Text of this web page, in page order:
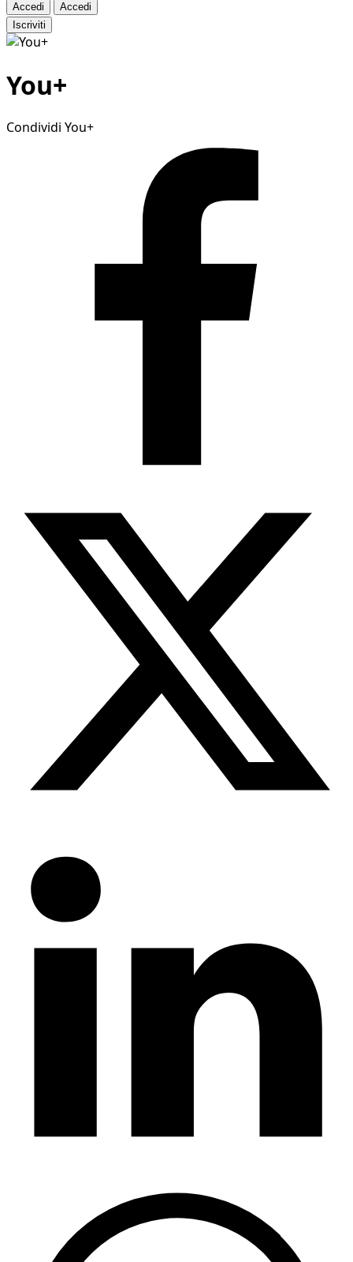
Accedi
Accedi
Iscriviti
You+
Condividi You+